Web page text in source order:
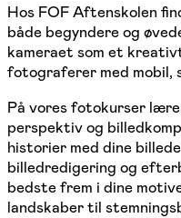
Hos FOF Aftenskolen
både begyndere og
kameraet som et
fotograferer med mobil,
På vores fotokurser
perspektiv og
historier med dine
billedredigering og
bedste frem i dine
landskaber til